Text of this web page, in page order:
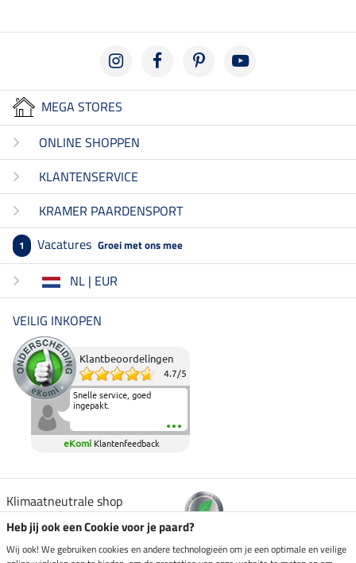
MEGA STORES
ONLINE SHOPPEN
KLANTENSERVICE
KRAMER PAARDENSPORT
1 Vacatures Groei met ons mee
NL | EUR
VEILIG INKOPEN
Klantbeoordelingen
4.7/5
Snelle service, goed
ingepakt.
eKomi Klantenfeedback
Klimaatneutrale shop
Verzending per
Heb jij ook een Cookie voor je paard?
Wij ook! We gebruiken cookies en andere technologieën om je een optimale en veilige